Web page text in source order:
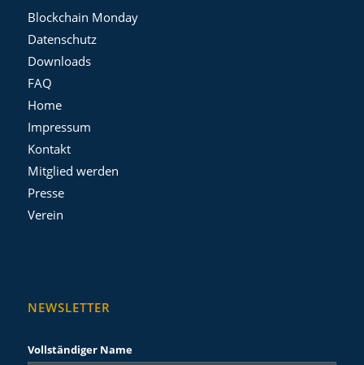
Blockchain Monday
Datenschutz
Downloads
FAQ
Home
Impressum
Kontakt
Mitglied werden
Presse
Verein
NEWSLETTER
Vollständiger Name